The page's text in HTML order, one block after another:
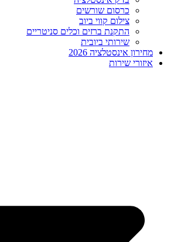
כרסום שורשים
צילום קווי ביוב
התקנת ברזים וכלים סניטריים
שירותי ביובית
מחירון אינסטלציה 2026
איזורי שירות